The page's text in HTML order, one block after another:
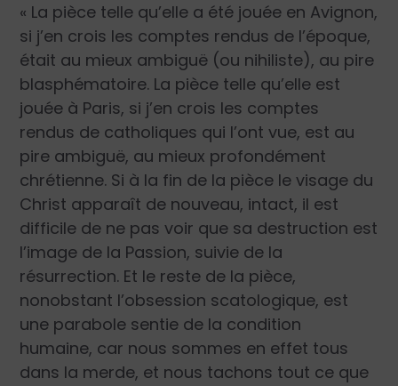
« La pièce telle qu’elle a été jouée en Avignon,
si j’en crois les comptes rendus de l’époque,
était au mieux ambiguë (ou nihiliste), au pire
blasphématoire. La pièce telle qu’elle est
jouée à Paris, si j’en crois les comptes
rendus de catholiques qui l’ont vue, est au
pire ambiguë, au mieux profondément
chrétienne. Si à la fin de la pièce le visage du
Christ apparaît de nouveau, intact, il est
difficile de ne pas voir que sa destruction est
l’image de la Passion, suivie de la
résurrection. Et le reste de la pièce,
nonobstant l’obsession scatologique, est
une parabole sentie de la condition
humaine, car nous sommes en effet tous
dans la merde, et nous tachons tout ce que